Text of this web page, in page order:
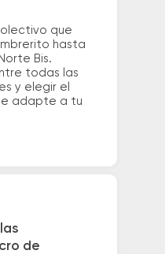
que
hasta
Bis.
todas las
y elegir el
adapte a tu
de